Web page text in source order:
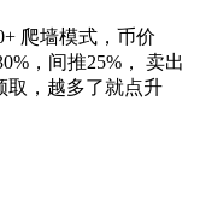
爬墙模式，币价
，间推25%， 卖出
取，越多了就点升